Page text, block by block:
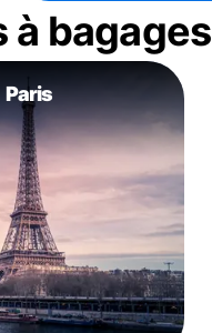
à bagages
Paris